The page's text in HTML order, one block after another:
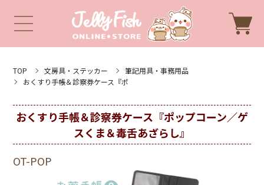
TOP 文房具・ステッカー
筆記用具・事務用品
おくすり手帳＆診察券ケース『ポ
おくすり手帳＆診察券ケース『ポップコーン／ゲ
スくま＆毒舌あざらし』
OT-POP